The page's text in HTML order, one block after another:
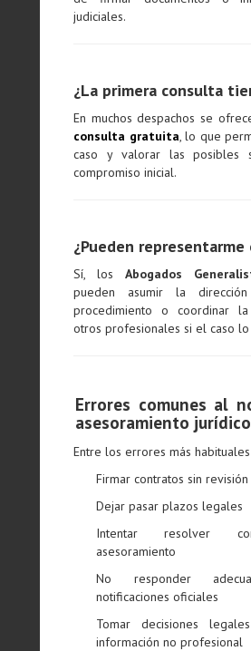
judiciales.
¿La primera consulta
En muchos despachos se
consulta gratuita, lo que
caso y valorar las posibles
compromiso inicial.
¿Pueden representarme
Sí, losAbogados
pueden asumir la
procedimiento o coordinar
otros profesionales si el caso
Errores comunes al
asesoramiento
Entre los errores más
Firmar contratos sin
Dejar pasar plazos legales
Intentar resolver
asesoramiento
No responder
notificaciones oficiales
Tomar decisiones
información no profesional